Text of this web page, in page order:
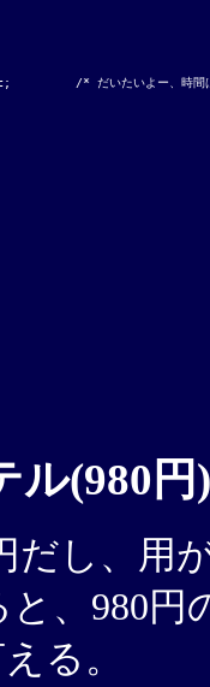
ル(980円
だし、用
と、980
る。